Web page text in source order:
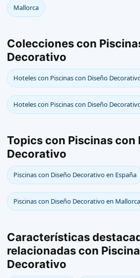
Mallorca
Colecciones con
Decorativo
Hoteles con Piscinas con Diseño
Hoteles con Piscinas con Diseño
Topics con Piscinas con
Decorativo
Piscinas con Diseño Decorativo en España
Piscinas con Diseño Decorativo en Mallorca
Características
relacionadas con
Decorativo